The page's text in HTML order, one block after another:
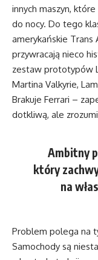
innych maszyn,
do nocy. Do tego
amerykańskie Trans
przywracają nieco
zestaw prototypów
Martina Valkyrie,
Brakuje Ferrari –
dotkliwą, ale
Ambitny
który
na
Problem polega na
Samochody są